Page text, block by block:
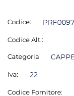
Codice:
Codice Alt.:
Categoria
Iva: 22
Codice Fornitore: